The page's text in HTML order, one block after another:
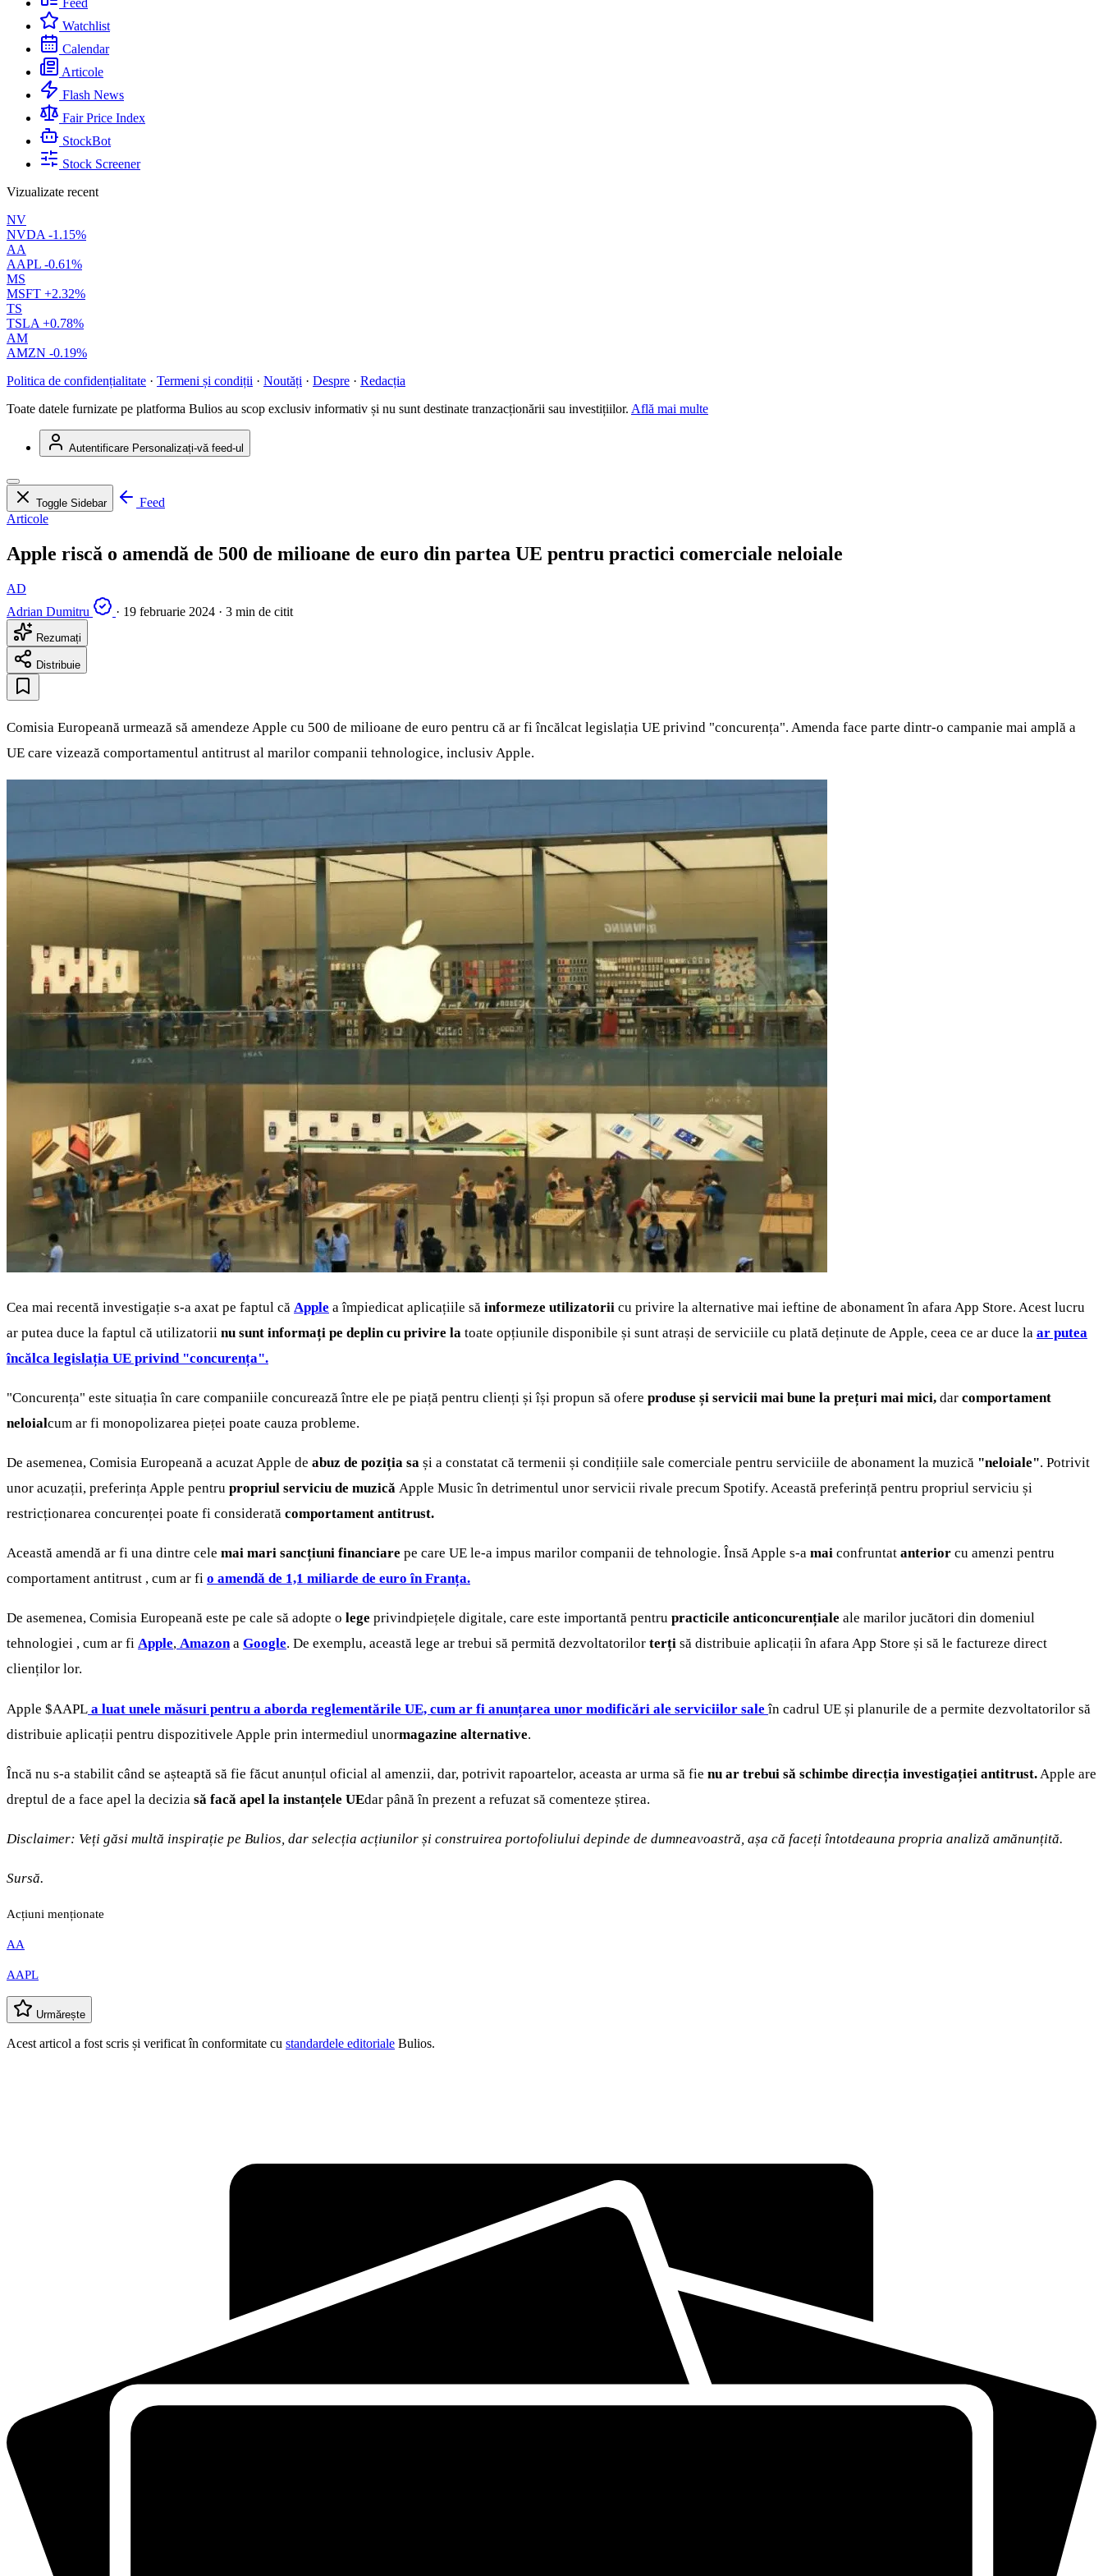
Feed
Watchlist
Calendar
Articole
Flash News
Fair Price Index
StockBot
Stock Screener
Vizualizate recent
NV
NVDA -1.15%
AA
AAPL -0.61%
MS
MSFT +2.32%
TS
TSLA +0.78%
AM
AMZN -0.19%
Politica de confidențialitate · Termeni și condiții · Noutăți · Despre · Redacția
Toate datele furnizate pe platforma Bulios au scop exclusiv informativ și nu sunt destinate tranzacționării sau investițiilor. Află mai multe
Autentificare Personalizați-vă feed-ul
Toggle Sidebar
Feed
Articole
Apple riscă o amendă de 500 de milioane de euro din partea UE pentru practici comerciale neloiale
AD
Adrian Dumitru
· 19 februarie 2024 · 3 min de citit
Rezumați
Distribuie
Comisia Europeană urmează să amendeze Apple cu 500 de milioane de euro pentru că ar fi încălcat legislația UE privind "concurența". Amenda face parte dintr-o campanie mai amplă a
UE care vizează comportamentul antitrust al marilor companii tehnologice, inclusiv Apple.
Cea mai recentă investigație s-a axat pe faptul că Apple a împiedicat aplicațiile să informeze utilizatorii cu privire la alternative mai ieftine de abonament în afara App Store. Acest lucru
ar putea duce la faptul că utilizatorii nu sunt informați pe deplin cu privire la toate opțiunile disponibile și sunt atrași de serviciile cu plată deținute de Apple, ceea ce ar duce la ar putea
încălca legislația UE privind "concurența".
"Concurența" este situația în care companiile concurează între ele pe piață pentru clienți și își propun să ofere produse și servicii mai bune la prețuri mai mici, dar comportament
neloialcum ar fi monopolizarea pieței poate cauza probleme.
De asemenea, Comisia Europeană a acuzat Apple de abuz de poziția sa și a constatat că termenii și condițiile sale comerciale pentru serviciile de abonament la muzică "neloiale". Potrivit
unor acuzații, preferința Apple pentru propriul serviciu de muzică Apple Music în detrimentul unor servicii rivale precum Spotify. Această preferință pentru propriul serviciu și
restricționarea concurenței poate fi considerată comportament antitrust.
Această amendă ar fi una dintre cele mai mari sancțiuni financiare pe care UE le-a impus marilor companii de tehnologie. Însă Apple s-a mai confruntat anterior cu amenzi pentru
comportament antitrust , cum ar fi o amendă de 1,1 miliarde de euro în Franța.
De asemenea, Comisia Europeană este pe cale să adopte o lege privindpiețele digitale, care este importantă pentru practicile anticoncurențiale ale marilor jucători din domeniul
tehnologiei , cum ar fi Apple, Amazona Google. De exemplu, această lege ar trebui să permită dezvoltatorilor terți să distribuie aplicații în afara App Store și să le factureze direct
clienților lor.
Apple $AAPL a luat unele măsuri pentru a aborda reglementările UE, cum ar fi anunțarea unor modificări ale serviciilor saleîn cadrul UE și planurile de a permite dezvoltatorilor să
distribuie aplicații pentru dispozitivele Apple prin intermediul unormagazine alternative.
Încă nu s-a stabilit când se așteaptă să fie făcut anunțul oficial al amenzii, dar, potrivit rapoartelor, aceasta ar urma să fie nu ar trebui să schimbe direcția investigației antitrust. Apple are
dreptul de a face apel la decizia să facă apel la instanțele UEdar până în prezent a refuzat să comenteze știrea.
Disclaimer: Veți găsi multă inspirație pe Bulios, dar selecția acțiunilor și construirea portofoliului depinde de dumneavoastră, așa că faceți întotdeauna propria analiză amănunțită.
Sursă.
Acțiuni menționate
AA
AAPL
Urmărește
Acest articol a fost scris și verificat în conformitate cu standardele editoriale Bulios.